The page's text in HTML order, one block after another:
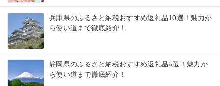
兵庫県のふるさと納税おすすめ返礼品10選！魅力か
ら使い道まで徹底紹介！
静岡県のふるさと納税おすすめ返礼品5選！魅力か
ら使い道まで徹底紹介！